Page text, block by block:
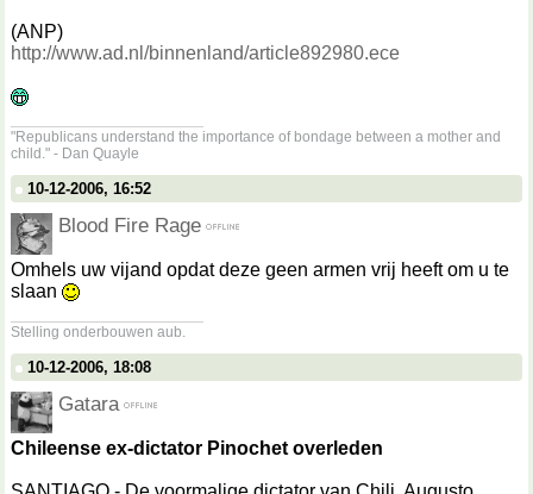
(ANP)
http://www.ad.nl/binnenland/article892980.ece
"Republicans understand the importance of bondage between a mother and
child." - Dan Quayle
10-12-2006, 16:52
Blood Fire Rage
Omhels uw vijand opdat deze geen armen vrij heeft om u te
slaan
Stelling onderbouwen aub.
10-12-2006, 18:08
Gatara
Chileense ex-dictator Pinochet overleden